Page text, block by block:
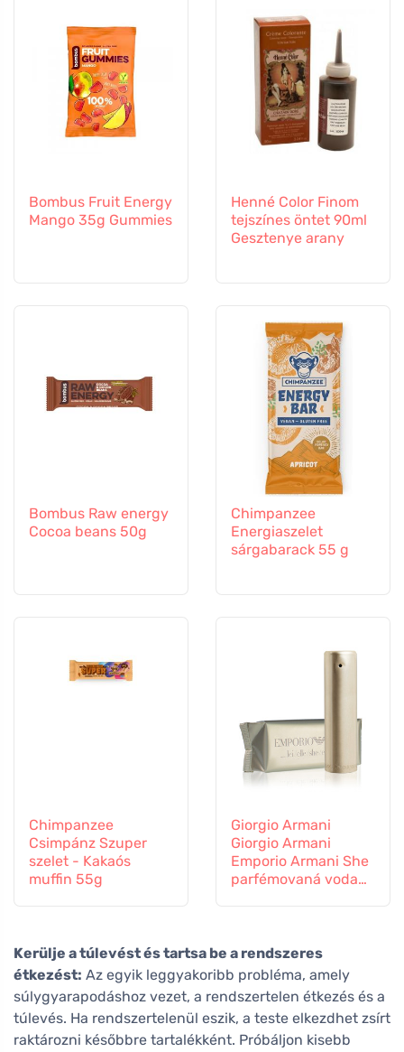
Bombus Fruit Energy
Mango 35g Gummies
Henné Color Finom
tejszínes öntet 90ml
Gesztenye arany
Bombus Raw energy
Cocoa beans 50g
Chimpanzee
Energiaszelet
sárgabarack 55 g
Chimpanzee
Csimpánz Szuper
szelet - Kakaós
muffin 55g
Giorgio Armani
Giorgio Armani
Emporio Armani She
parfémovaná voda
Kerülje a túlevést és tartsa be a rendszeres
étkezést: Az egyik leggyakoribb probléma, amely
súlygyarapodáshoz vezet, a rendszertelen étkezés és a
túlevés. Ha rendszertelenül eszik, a teste elkezdhet zsírt
raktározni későbbre tartalékként. Próbáljon kisebb